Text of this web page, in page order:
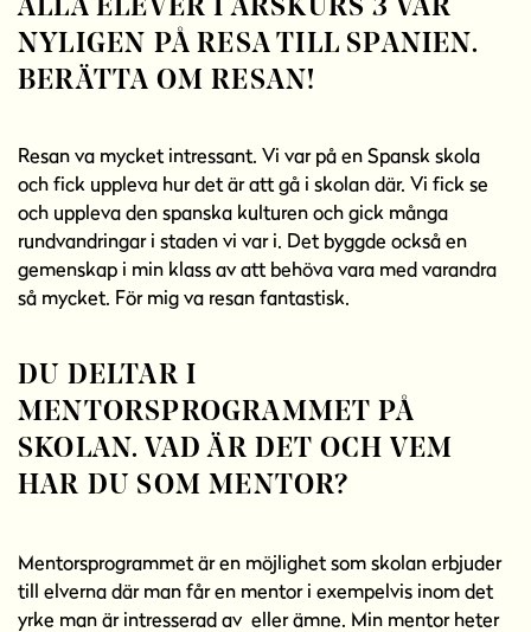
ALLA ELEVER I ÅRSKURS 3 VAR
NYLIGEN PÅ RESA TILL SPANIEN.
BERÄTTA OM RESAN!
Resan va mycket intressant. Vi var på en Spansk skola
och fick uppleva hur det är att gå i skolan där. Vi fick se
och uppleva den spanska kulturen och gick många
rundvandringar i staden vi var i. Det byggde också en
gemenskap i min klass av att behöva vara med varandra
så mycket. För mig va resan fantastisk.
DU DELTAR I
MENTORSPROGRAMMET PÅ
SKOLAN. VAD ÄR DET OCH VEM
HAR DU SOM MENTOR?
Mentorsprogrammet är en möjlighet som skolan erbjuder
till elverna där man får en mentor i exempelvis inom det
yrke man är intresserad av eller ämne. Min mentor heter